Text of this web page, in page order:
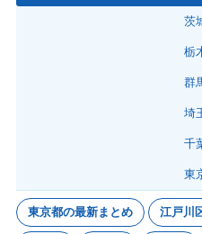
茨
栃
群
埼
千
東
東京都の最新まとめ 江戸川